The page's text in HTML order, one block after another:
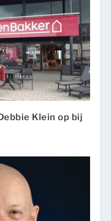
Klein op bij